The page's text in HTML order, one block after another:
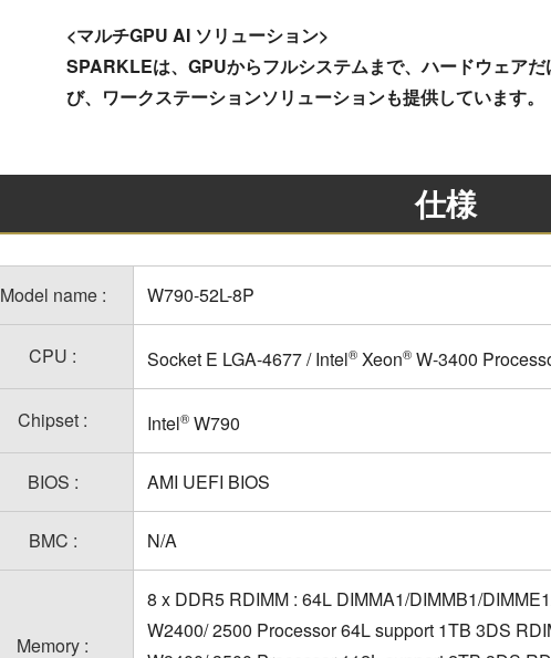
<マルチGPU AI ソリューション>
SPARKLEは、GPUからフルシステムまで、ハードウェア
び、ワークステーションソリューションも提供しています。
仕様
Model name : W790-52L-8P
CPU : Socket E LGA-4677 / Intel® Xeon® W-3400
Chipset : Intel® W790
BIOS : AMI UEFI BIOS
BMC : N/A
Memory :
8 x DDR5 RDIMM : 64L DIMMA1/DIMMB1/
W2400/ 2500 Processor 64L support 1TB 3DS